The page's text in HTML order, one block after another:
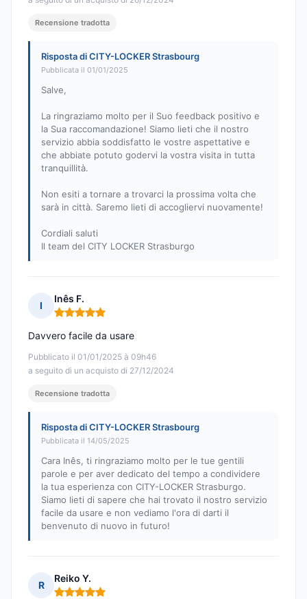
Recensione tradotta
Risposta di CITY-LOCKER Strasbourg
Pubblicata il 01/01/2025
Salve,
La ringraziamo molto per il Suo feedback positivo e
la Sua raccomandazione! Siamo lieti che il nostro
servizio abbia soddisfatto le vostre aspettative e
che abbiate potuto godervi la vostra visita in tutta
tranquillità.
Non esiti a tornare a trovarci la prossima volta che
sarà in città. Saremo lieti di accogliervi nuovamente!
Cordiali saluti
Il team del CITY LOCKER Strasburgo
I
Inês F.
Nota: 5 su 5
Pubblicato il 01/01/2025 à 09h46
a seguito di un acquisto di 27/12/2024
Davvero facile da usare
Recensione tradotta
Risposta di CITY-LOCKER Strasbourg
Pubblicata il 14/05/2025
Cara Inês, ti ringraziamo molto per le tue gentili
parole e per aver dedicato del tempo a condividere
la tua esperienza con CITY-LOCKER Strasburgo.
Siamo lieti di sapere che hai trovato il nostro servizio
facile da usare e non vediamo l'ora di darti il
benvenuto di nuovo in futuro!
R
Reiko Y.